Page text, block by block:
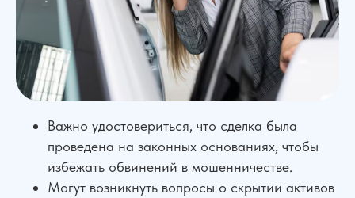
Важно удостовериться, что сделка была
проведена на законных основаниях, чтобы
избежать обвинений в мошенничестве.
Могут возникнуть вопросы о скрытии активов